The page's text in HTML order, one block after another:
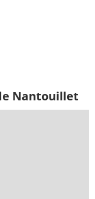
Nantouillet